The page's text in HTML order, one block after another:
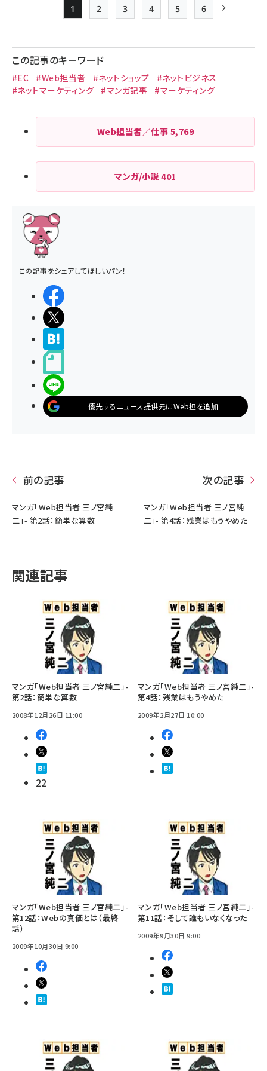
送
り
Page
1
Page
2
Page
3
Page
4
Page
5
最終ページ
6
この記事のキーワード
#EC #Web担当者 #ネットショップ
#ネットビジネス
#ネットマーケティング
#マンガ記事 #マーケティング
Web担当者／仕事 5,769
マンガ/小説401
この記事をシェアしてほしいパン！
優先するニュース提供元にWeb担を追加
前の記事
マンガ「Web担当者 三ノ宮純
二」- 第2話：簡単な算数
次の記事
マンガ「Web担当者 三ノ宮純
二」- 第4話：残業はもうやめた
関連記事
マンガ「Web担当者 三ノ宮純二」-
第2話：簡単な算数
2008年12月26日 11:00
22
マンガ「Web担当者 三ノ宮純二」-
第4話：残業はもうやめた
2009年2月27日 10:00
マンガ「Web担当者 三ノ宮純二」-
第12話：Webの真価とは（最終
話）
2009年10月30日 9:00
マンガ「Web担当者 三ノ宮純二」-
第11話：そして誰もいなくなった
2009年9月30日 9:00